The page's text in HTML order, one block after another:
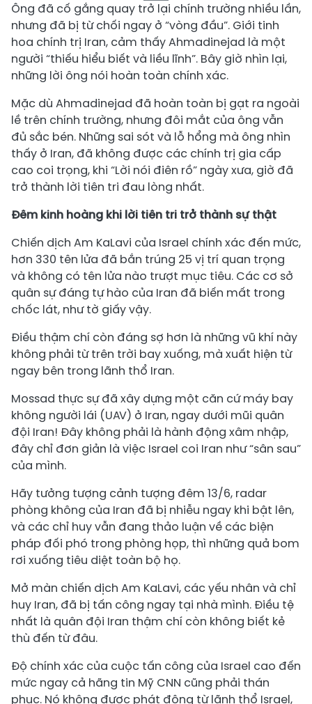
Ông đã cố gắng quay trở lại chính trường nhiều lần,
nhưng đã bị từ chối ngay ở “vòng đầu”. Giới tinh
hoa chính trị Iran, cảm thấy Ahmadinejad là một
người “thiếu hiểu biết và liều lĩnh”. Bây giờ nhìn lại,
những lời ông nói hoàn toàn chính xác.
Mặc dù Ahmadinejad đã hoàn toàn bị gạt ra ngoài
lề trên chính trường, nhưng đôi mắt của ông vẫn
đủ sắc bén. Những sai sót và lỗ hổng mà ông nhìn
thấy ở Iran, đã không được các chính trị gia cấp
cao coi trọng, khi “Lời nói điên rồ” ngày xưa, giờ đã
trở thành lời tiên tri đau lòng nhất.
Đêm kinh hoàng khi lời tiên tri trở thành sự thật
Chiến dịch Am KaLavi của Israel chính xác đến mức,
hơn 330 tên lửa đã bắn trúng 25 vị trí quan trọng
và không có tên lửa nào trượt mục tiêu. Các cơ sở
quân sự đáng tự hào của Iran đã biến mất trong
chốc lát, như tờ giấy vậy.
Điều thậm chí còn đáng sợ hơn là những vũ khí này
không phải từ trên trời bay xuống, mà xuất hiện từ
ngay bên trong lãnh thổ Iran.
Mossad thực sự đã xây dựng một căn cứ máy bay
không người lái (UAV) ở Iran, ngay dưới mũi quân
đội Iran! Đây không phải là hành động xâm nhập,
đây chỉ đơn giản là việc Israel coi Iran như “sân sau”
của mình.
Hãy tưởng tượng cảnh tượng đêm 13/6, radar
phòng không của Iran đã bị nhiễu ngay khi bật lên,
và các chỉ huy vẫn đang thảo luận về các biện
pháp đối phó trong phòng họp, thì những quả bom
rơi xuống tiêu diệt toàn bộ họ.
Mở màn chiến dịch Am KaLavi, các yếu nhân và chỉ
huy Iran, đã bị tấn công ngay tại nhà mình. Điều tệ
nhất là quân đội Iran thậm chí còn không biết kẻ
thù đến từ đâu.
Độ chính xác của cuộc tấn công của Israel cao đến
mức ngay cả hãng tin Mỹ CNN cũng phải thán
phục. Nó không được phát động từ lãnh thổ Israel,